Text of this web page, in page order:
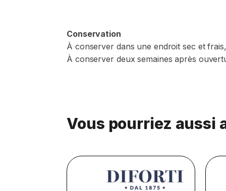
Conservation
À conserver dans une endroit sec et
À conserver deux semaines après
Vous pourriez aussi